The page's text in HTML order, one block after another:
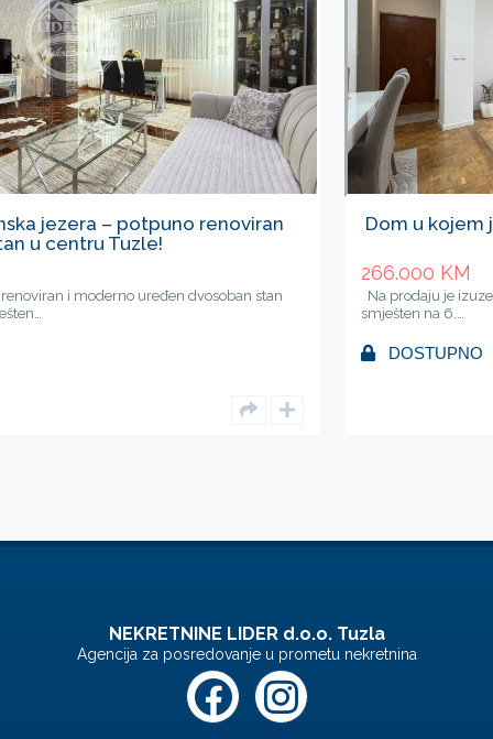
stan
Dom u kojem je dovoljno samo unijeti
Na prodaju je izuzetno lijepo uređen trosoban stan
NEKRETNINE LIDER d.o.o. Tuzla
Agencija za posredovanje u prometu nekretnina